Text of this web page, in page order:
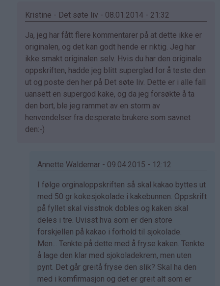
Kristine - Det søte liv - 08.01.2014 - 21:32
Som
svar
på
av
Marianne
(ikke
bekreftet)
Ja, jeg har fått flere kommentarer på at dette ikke er
originalen, og det kan godt hende er riktig. Jeg har
ikke smakt originalen selv. Hvis du har den originale
oppskriften, hadde jeg blitt superglad for å teste den
ut og poste den her på Det søte liv. Dette er i alle fall
uansett en supergod kake, og da jeg forsøkte å ta
den bort, ble jeg rammet av en storm av
henvendelser fra desperate brukere som savnet
den:-)
Annette Waldemar - 09.04.2015 - 12:12
Som
svar
på
av
Kristine
-
Det…
I følge orginaloppskriften så skal kakao byttes ut
med 50 gr kokesjokolade i kakebunnen. Oppskrift
på fyllet skal visstnok dobles og kaken skal
deles i tre. Uvisst hva som er den store
forskjellen på kakao i forhold til sjokolade.
Men... Tenkte på dette med å fryse kaken. Tenkte
å lage den klar med sjokoladekrem, men uten
pynt. Det går greitå fryse den slik? Skal ha den
med i komfirmasjon og det er greit alt som er